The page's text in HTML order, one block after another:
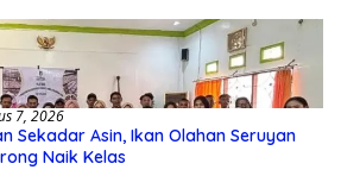
7, 2026
Sekadar Asin, Ikan Olahan Seruyan
Naik Kelas